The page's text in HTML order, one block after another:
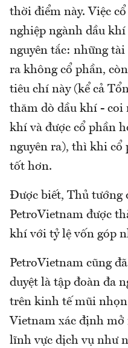
thời điểm này. Việc
nghiệp ngành dầu
nguyên tắc: những tài
ra không cổ phần,
tiêu chí này (kể cả
thăm dò dầu khí - coi
khí và được cổ phần
nguyên ra), thì khi cổ
tốt hơn.
Được biết, Thủ tướng
PetroVietnam được
khí với tỷ lệ vốn góp
PetroVietnam cũng
duyệt là tập đoàn đa
trên kinh tế mũi
Vietnam xác định mở
lĩnh vực dịch vụ như